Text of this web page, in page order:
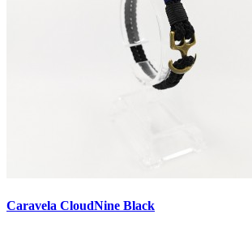
Caravela CloudNine Black